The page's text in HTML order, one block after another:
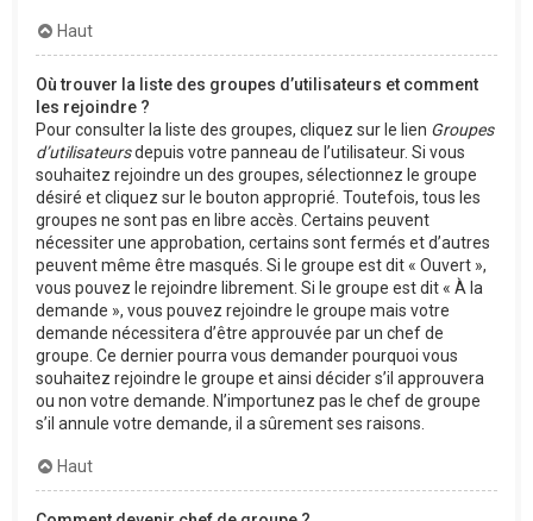
Haut
Où trouver la liste des groupes d’utilisateurs et comment
les rejoindre ?
Pour consulter la liste des groupes, cliquez sur le lien Groupes
d’utilisateursdepuis votre panneau de l’utilisateur. Si vous
souhaitez rejoindre un des groupes, sélectionnez le groupe
désiré et cliquez sur le bouton approprié. Toutefois, tous les
groupes ne sont pas en libre accès. Certains peuvent
nécessiter une approbation, certains sont fermés et d’autres
peuvent même être masqués. Si le groupe est dit « Ouvert »,
vous pouvez le rejoindre librement. Si le groupe est dit « À la
demande », vous pouvez rejoindre le groupe mais votre
demande nécessitera d’être approuvée par un chef de
groupe. Ce dernier pourra vous demander pourquoi vous
souhaitez rejoindre le groupe et ainsi décider s’il approuvera
ou non votre demande. N’importunez pas le chef de groupe
s’il annule votre demande, il a sûrement ses raisons.
Haut